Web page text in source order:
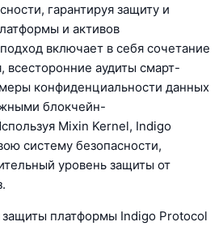
гарантируя защиту и
и активов
включает в себя сочетание
аудиты смарт-
конфиденциальности данных
блокчейн-
Mixin Kernel, Indigo
систему безопасности,
уровень защиты от
платформы Indigo Protocol